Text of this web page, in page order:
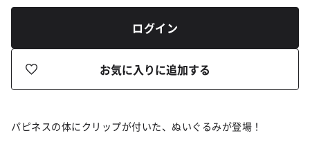
ログイン
お気に入りに追加する
パピネスの体にクリップが付いた、ぬいぐるみが登場！